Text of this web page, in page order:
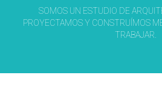
SOMOS UN ESTUDIO DE
PROYECTAMOS Y CONSTRUÍMOS
TRABAJAR.